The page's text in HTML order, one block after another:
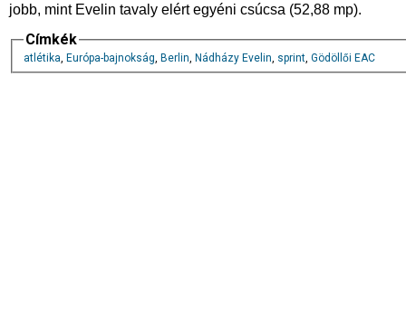
jobb, mint Evelin tavaly elért egyéni csúcsa (52,88 mp).
Címkék
atlétika, Európa-bajnokság, Berlin, Nádházy Evelin, sprint, Gödöllői EAC